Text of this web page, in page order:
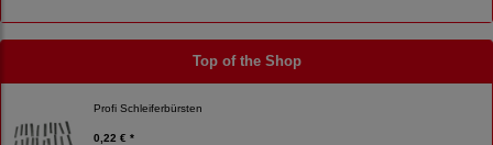
Top of the Shop
Profi Schleiferbürsten
0,22 € *